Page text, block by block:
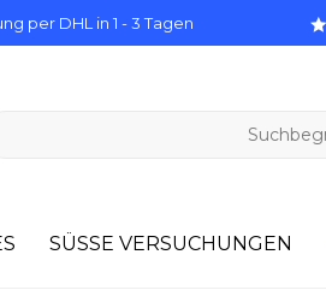
per DHL in 1 - 3 Tagen
SÜSSE VERSUCHUNGEN